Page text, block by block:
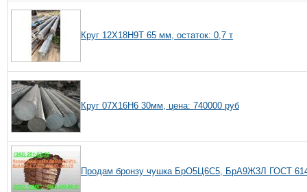
Круг 12Х18Н9Т 65 мм, остаток: 0,7 т
Круг 07Х16Н6 30мм, цена: 740000 руб
Продам бронзу чушка БрО5Ц6С5, БрА9Ж3Л ГОСТ